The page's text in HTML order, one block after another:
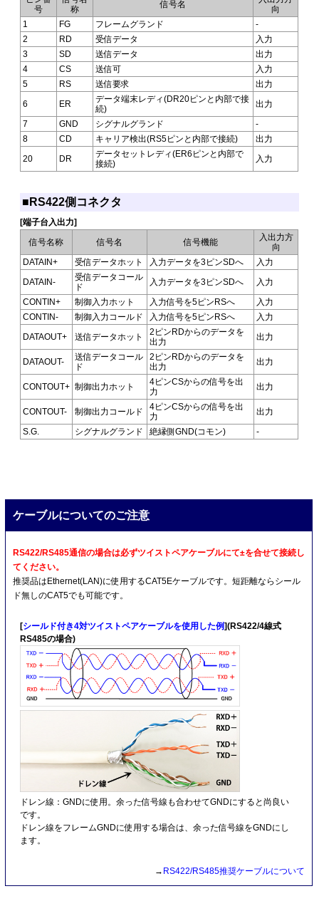
号
称
信号名
向
1
FG フレームグランド
-
2
RD 受信データ
入力
3
SD 送信データ
出力
4
CS 送信可
入力
5
RS 送信要求
出力
6
ER
データ端末レディ(DR20ピンと内部で接
続)
出力
7
GND シグナルグランド
-
8
CD キャリア検出(RS5ピンと内部で接続)
出力
20
DR
データセットレディ(ER6ピンと内部で
接続)
入力
■RS422側コネクタ
[端子台入出力]
信号名称
信号名 信号機能
入出力方
向
DATAIN+
受信データホット 入力データを3ピンSDへ
入力
DATAIN-
受信データコール
ド
入力データを3ピンSDへ
入力
CONTIN+
制御入力ホット 入力信号を5ピンRSへ
入力
CONTIN-
制御入力コールド 入力信号を5ピンRSへ
入力
DATAOUT+
送信データホット
2ピンRDからのデータを
出力
出力
DATAOUT-
送信データコール
ド
2ピンRDからのデータを
出力
出力
CONTOUT+ 制御出力ホット
4ピンCSからの信号を出
力
出力
CONTOUT- 制御出力コールド
4ピンCSからの信号を出
力
出力
S.G.
シグナルグランド 絶縁側GND(コモン) -
ケーブルについてのご注意
RS422/RS485通信の場合は必ずツイストペアケーブルにて±を合せて接続し
てください。
推奨品はEthernet(LAN)に使用するCAT5Eケーブルです。短距離ならシール
ド無しのCAT5でも可能です。
[シールド付き4対ツイストペアケーブルを使用した例](RS422/4線式
RS485の場合)
ドレン線：GNDに使用。余った信号線も合わせてGNDにすると尚良い
です。
ドレン線をフレームGNDに使用する場合は、余った信号線をGNDにし
ます。
→ RS422/RS485推奨ケーブルについて